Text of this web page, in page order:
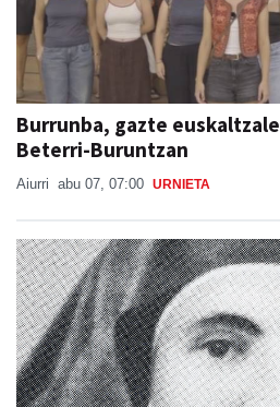
Burrunba, gazte
Beterri-Buruntzan
Aiurri abu 07, 07:00 URNIETA